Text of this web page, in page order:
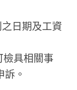
日期及工資
具相關事
。